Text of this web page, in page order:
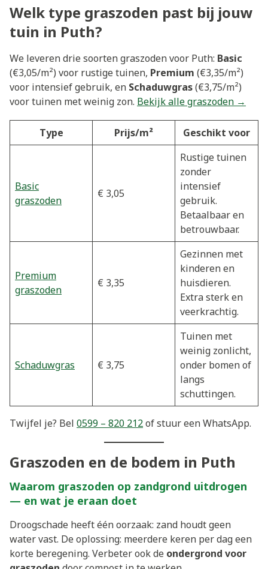
Welk type graszoden past bij jouw
tuin in Puth?
We leveren drie soorten graszoden voor Puth: Basic
(€3,05/m²) voor rustige tuinen, Premium (€3,35/m²)
voor intensief gebruik, en Schaduwgras(€3,75/m²)
voor tuinen met weinig zon. Bekijk alle graszoden →
Type Prijs/m² Geschikt voor
Basic
graszoden
€ 3,05
Rustige tuinen
zonder
intensief
gebruik.
Betaalbaar en
betrouwbaar.
Premium
graszoden
€ 3,35
Gezinnen met
kinderen en
huisdieren.
Extra sterk en
veerkrachtig.
Schaduwgras € 3,75
Tuinen met
weinig zonlicht,
onder bomen of
langs
schuttingen.
Twijfel je? Bel 0599 – 820 212of stuur een WhatsApp.
Graszoden en de bodem in Puth
Waarom graszoden op zandgrond uitdrogen
— en wat je eraan doet
Droogschade heeft één oorzaak: zand houdt geen
water vast. De oplossing: meerdere keren per dag een
korte beregening. Verbeter ook de ondergrond voor